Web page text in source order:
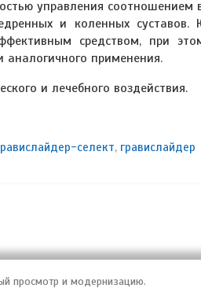
управления соотношением
и коленных
средством, при
применения.
и лечебного воздействия.
селект, гравислайдер
просмотр и модернизацию.